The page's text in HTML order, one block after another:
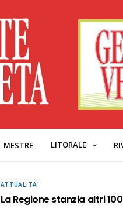
MESTRE LITORALE
ATTUALITA'
La Regione stanzia altri